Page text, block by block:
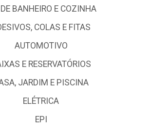
BANHEIRO E COZINHA
COLAS E FITAS
AUTOMOTIVO
E RESERVATÓRIOS
JARDIM E PISCINA
ELÉTRICA
EPI